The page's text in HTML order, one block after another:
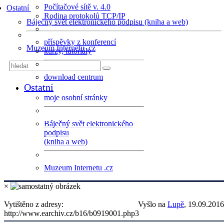
Ostatní
Báječný svět elektronického podpisu (kniha a web)
Muzeum Internetu .cz
Počítačové sítě v. 4.0
Rodina protokolů TCP/IP
příspěvky z konferencí
kurzy, tutoriály
download centrum
Ostatní
moje osobní stránky
Báječný svět elektronického
podpisu
(kniha a web)
Muzeum Internetu .cz
×
Vyšlo na Lupě, 19.09.2016
Vytištěno z adresy:
http://www.earchiv.cz/b16/b0919001.php3